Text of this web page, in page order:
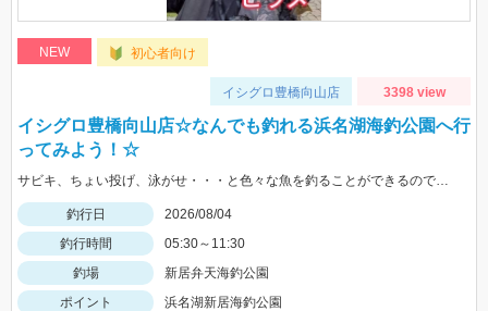
NEW 初心者向け
イシグロ豊橋向山店 3398 view
イシグロ豊橋向山店☆なんでも釣れる浜名湖海釣公園へ行
ってみよう！☆
サビキ、ちょい投げ、泳がせ・・・と色々な魚を釣ることができるので仕掛けも何種類か用意していけば楽しむことができますよ！
釣行日
2026/08/04
釣行時間
05:30～11:30
釣場
新居弁天海釣公園
ポイント
浜名湖新居海釣公園